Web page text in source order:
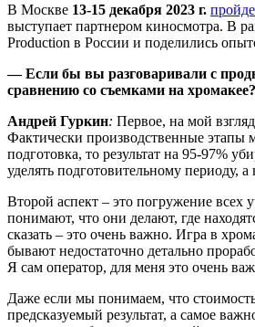
В Москве 13-15 декабря 2023 г.
выступает партнером киносмотра. В
Production в России и поделились
— Если бы вы разговаривали с
сравнению со съемками на хромакее?
Андрей Гуркин: Первое, на мой
Фактически производственные этапы
подготовка, то результат на 95-97%
уделять подготовительному периоду,
Второй аспект – это погружение всех
понимают, что они делают, где
сказать – это очень важно. Игра в
бывают недостаточно детально
Я сам оператор, для меня это очень
Даже если мы понимаем, что
предсказуемый результат, а самое